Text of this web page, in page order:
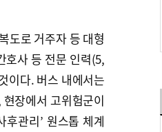
도로 거주자 등 대형
호사 등 전문 인력(5,
이다. 버스 내에서는
장에서 고위험군이
관리’ 원스톱 체계